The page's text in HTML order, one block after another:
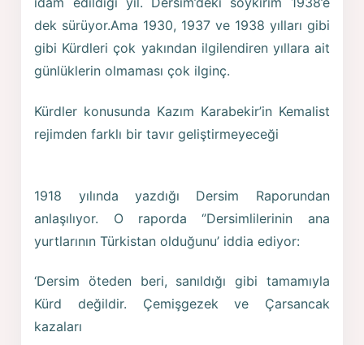
dek sürüyor.Ama 1930, 1937 ve 1938 yılları gibi
gibi Kürdleri çok yakından ilgilendiren yıllara ait
günlüklerin olmaması çok ilginç.
Kürdler konusunda Kazım Karabekir’in Kemalist
rejimden farklı bir tavır geliştirmeyeceği
1918 yılında yazdığı Dersim Raporundan
anlaşılıyor. O raporda ‘’Dersimlilerinin ana
yurtlarının Türkistan olduğunu’ iddia ediyor:
‘Dersim öteden beri, sanıldığı gibi tamamıyla
Kürd değildir. Çemişgezek ve Çarsancak
kazaları